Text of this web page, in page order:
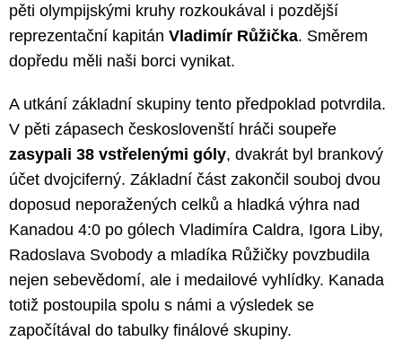
pěti olympijskými kruhy rozkoukával i pozdější
reprezentační kapitán Vladimír Růžička. Směrem
dopředu měli naši borci vynikat.
A utkání základní skupiny tento předpoklad potvrdila.
V pěti zápasech českoslovenští hráči soupeře
zasypali 38 vstřelenými góly, dvakrát byl brankový
účet dvojciferný. Základní část zakončil souboj dvou
doposud neporažených celků a hladká výhra nad
Kanadou 4:0 po gólech Vladimíra Caldra, Igora Liby,
Radoslava Svobody a mladíka Růžičky povzbudila
nejen sebevědomí, ale i medailové vyhlídky. Kanada
totiž postoupila spolu s námi a výsledek se
započítával do tabulky finálové skupiny.